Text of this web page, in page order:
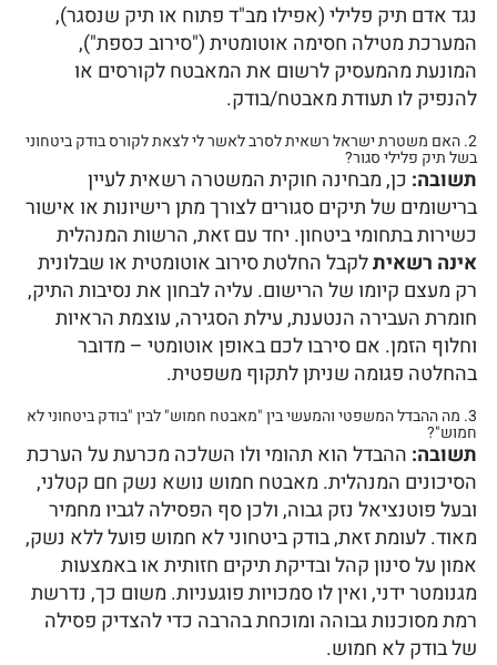
נגד אדם תיק פלילי (אפילו מב"ד פתוח או תיק שנסגר),
המערכת מטילה חסימה אוטומטית ("סירוב כספת"),
המונעת מהמעסיק לרשום את המאבטח לקורסים או
להנפיק לו תעודת מאבטח/בודק.
2. האם משטרת ישראל רשאית לסרב לאשר לי לצאת לקורס בודק ביטחוני
בשל תיק פלילי סגור?
תשובה: כן, מבחינה חוקית המשטרה רשאית לעיין
ברישומים של תיקים סגורים לצורך מתן רישיונות או אישור
כשירות בתחומי ביטחון. יחד עם זאת, הרשות המנהלית
אינה רשאיתלקבל החלטת סירוב אוטומטית או שבלונית
רק מעצם קיומו של הרישום. עליה לבחון את נסיבות התיק,
חומרת העבירה הנטענת, עילת הסגירה, עוצמת הראיות
וחלוף הזמן. אם סירבו לכם באופן אוטומטי – מדובר
בהחלטה פגומה שניתן לתקוף משפטית.
3. מה ההבדל המשפטי והמעשי בין "מאבטח חמוש" לבין "בודק ביטחוני לא
חמוש"?
תשובה: ההבדל הוא תהומי ולו השלכה מכרעת על הערכת
הסיכונים המנהלית. מאבטח חמוש נושא נשק חם קטלני,
ובעל פוטנציאל נזק גבוה, ולכן סף הפסילה לגביו מחמיר
מאוד. לעומת זאת, בודק ביטחוני לא חמוש פועל ללא נשק,
אמון על סינון קהל ובדיקת תיקים חזותית או באמצעות
מגנומטר ידני, ואין לו סמכויות פוגעניות. משום כך, נדרשת
רמת מסוכנות גבוהה ומוכחת בהרבה כדי להצדיק פסילה
של בודק לא חמוש.